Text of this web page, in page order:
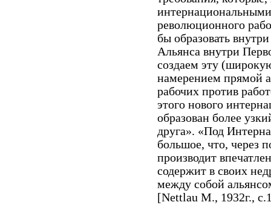
революционного
бы образовать
Альянса внутри
создаем эту
намерением прямой
рабочих против
этого нового
образован более
друга». «Под
большое, что, через
производит
содержит в своих
между собой
[Nettlau M., 1932г.,